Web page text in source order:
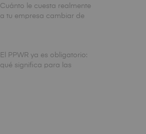
Cuánto le cuesta realmente
a tu empresa cambiar de
El PPWR ya es obligatorio:
qué significa para las